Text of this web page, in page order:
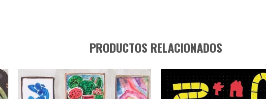
PRODUCTOS RELACIONADOS